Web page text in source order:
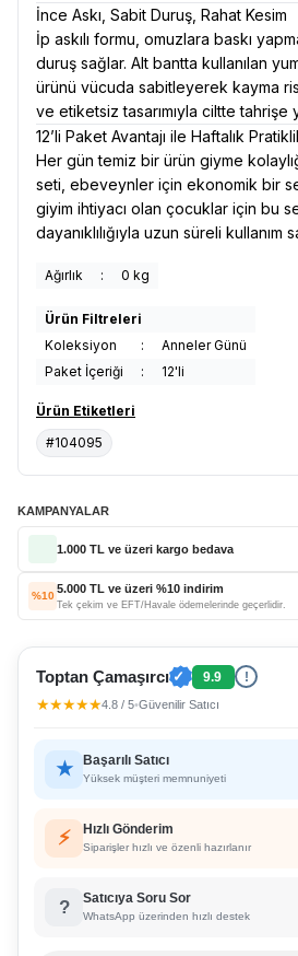
İnce Askı, Sabit Duruş, Rahat Kesim
İp askılı formu, omuzlara baskı
duruş sağlar. Alt bantta kullanılan
ürünü vücuda sabitleyerek kayma
ve etiketsiz tasarımıyla ciltte tahrişe
12’li Paket Avantajı ile Haftalık
Her gün temiz bir ürün giyme
seti, ebeveynler için ekonomik bir
giyim ihtiyacı olan çocuklar için bu
dayanıklılığıyla uzun süreli kullanım
Ağırlık : 0 kg
Ürün Filtreleri
Koleksiyon
:
Anneler Günü
Paket İçeriği
: 12'li
Ürün Etiketleri
#104095
KAMPANYALAR
1.000 TL ve üzeri kargo bedava
%10
5.000 TL ve üzeri %10 indirim
Tek çekim ve EFT/Havale ödemelerinde geçerlidir.
Toptan Çamaşırcı ✓ 9.9 !
★★★★★4.8 / 5•Güvenilir Satıcı
★ Başarılı Satıcı
Yüksek müşteri memnuniyeti
⚡ Hızlı Gönderim
Siparişler hızlı ve özenli hazırlanır
? Satıcıya Soru Sor
WhatsApp üzerinden hızlı destek